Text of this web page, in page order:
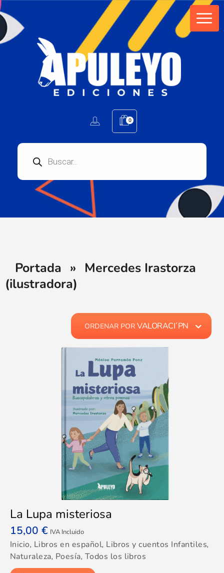
0
Portada » Mercedes Irastorza
(ilustradora)
ORDENAR PORVALORACI´PN
La Lupa misteriosa
15,00 € IVA Incluido
Inicio, Libros en español, Libros y cuentos Infantiles,
Naturaleza, Poesía, Todos los libros